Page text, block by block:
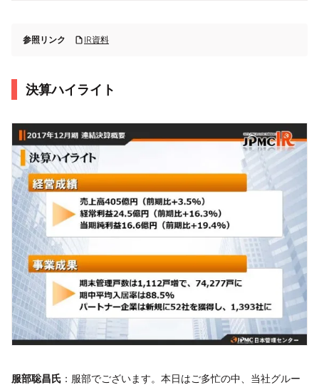
参照リンク IR資料
決算ハイライト
服部聡昌氏 ：服部でございます。本日はご多忙の中、当社グルー